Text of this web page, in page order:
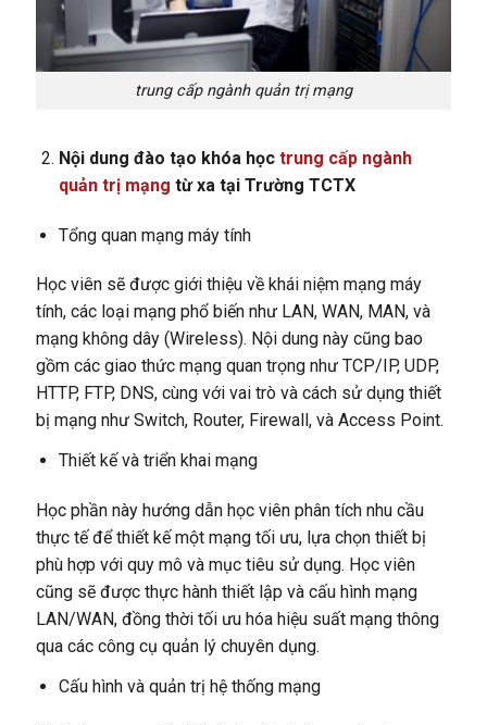
trung cấp ngành quản trị mạng
Nội dung đào tạo khóa học trung cấp ngành
quản trị mạng từ xa tại Trường TCTX
Tổng quan mạng máy tính
Học viên sẽ được giới thiệu về khái niệm mạng máy
tính, các loại mạng phổ biến như LAN, WAN, MAN, và
mạng không dây (Wireless). Nội dung này cũng bao
gồm các giao thức mạng quan trọng như TCP/IP, UDP,
HTTP, FTP, DNS, cùng với vai trò và cách sử dụng thiết
bị mạng như Switch, Router, Firewall, và Access Point.
Thiết kế và triển khai mạng
Học phần này hướng dẫn học viên phân tích nhu cầu
thực tế để thiết kế một mạng tối ưu, lựa chọn thiết bị
phù hợp với quy mô và mục tiêu sử dụng. Học viên
cũng sẽ được thực hành thiết lập và cấu hình mạng
LAN/WAN, đồng thời tối ưu hóa hiệu suất mạng thông
qua các công cụ quản lý chuyên dụng.
Cấu hình và quản trị hệ thống mạng